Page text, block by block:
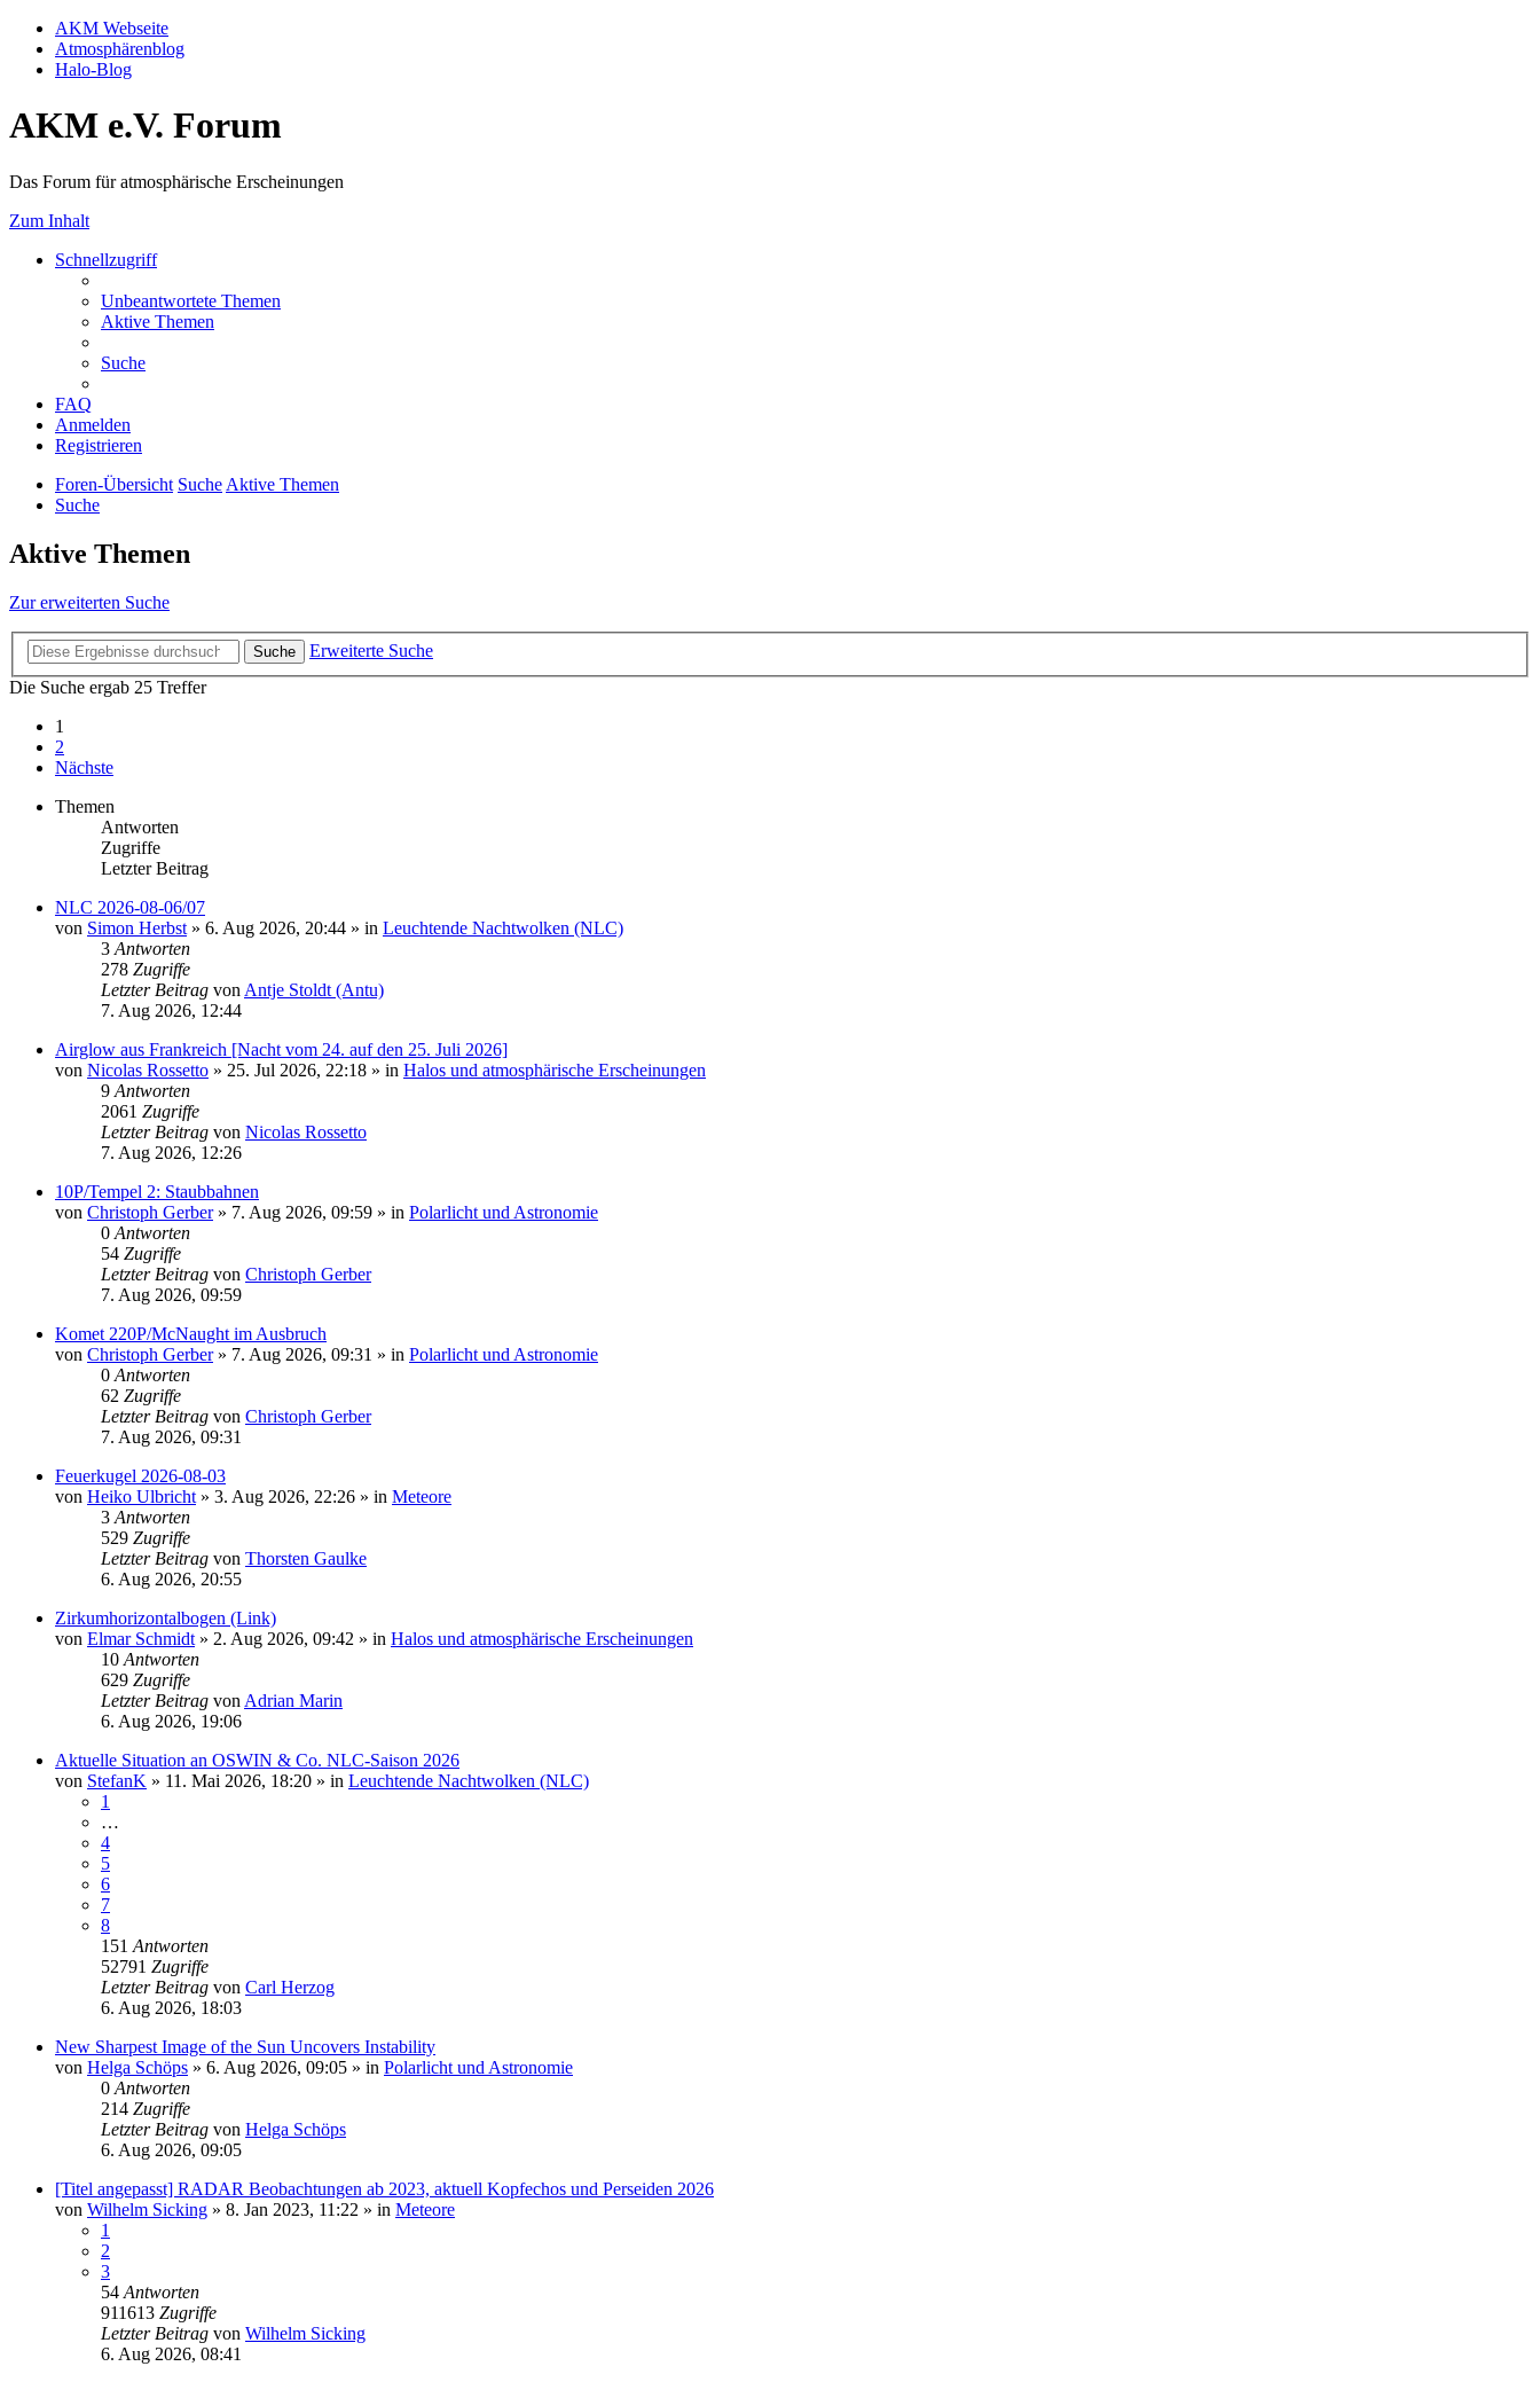
AKM Webseite
Atmosphärenblog
Halo-Blog
AKM e.V. Forum
Das Forum für atmosphärische Erscheinungen
Zum Inhalt
Schnellzugriff
Unbeantwortete Themen
Aktive Themen
Suche
FAQ
Anmelden
Registrieren
Foren-Übersicht Suche Aktive Themen
Suche
Aktive Themen
Zur erweiterten Suche
Suche
Erweiterte Suche
Die Suche ergab 25 Treffer
1
2
Nächste
Themen
Antworten
Zugriffe
Letzter Beitrag
NLC 2026-08-06/07
von Simon Herbst » 6. Aug 2026, 20:44 » in Leuchtende Nachtwolken (NLC)
3 Antworten
278 Zugriffe
Letzter Beitrag von Antje Stoldt (Antu)
7. Aug 2026, 12:44
Airglow aus Frankreich [Nacht vom 24. auf den 25. Juli 2026]
von Nicolas Rossetto » 25. Jul 2026, 22:18 » in Halos und atmosphärische Erscheinungen
9 Antworten
2061 Zugriffe
Letzter Beitrag von Nicolas Rossetto
7. Aug 2026, 12:26
10P/Tempel 2: Staubbahnen
von Christoph Gerber» 7. Aug 2026, 09:59 » in Polarlicht und Astronomie
0 Antworten
54 Zugriffe
Letzter Beitrag von Christoph Gerber
7. Aug 2026, 09:59
Komet 220P/McNaught im Ausbruch
von Christoph Gerber» 7. Aug 2026, 09:31 » in Polarlicht und Astronomie
0 Antworten
62 Zugriffe
Letzter Beitrag von Christoph Gerber
7. Aug 2026, 09:31
Feuerkugel 2026-08-03
von Heiko Ulbricht » 3. Aug 2026, 22:26 » in Meteore
3 Antworten
529 Zugriffe
Letzter Beitrag von Thorsten Gaulke
6. Aug 2026, 20:55
Zirkumhorizontalbogen (Link)
von Elmar Schmidt » 2. Aug 2026, 09:42 » in Halos und atmosphärische Erscheinungen
10 Antworten
629 Zugriffe
Letzter Beitrag von Adrian Marin
6. Aug 2026, 19:06
Aktuelle Situation an OSWIN & Co. NLC-Saison 2026
von StefanK » 11. Mai 2026, 18:20 » in Leuchtende Nachtwolken (NLC)
1
…
4
5
6
7
8
151 Antworten
52791 Zugriffe
Letzter Beitrag von Carl Herzog
6. Aug 2026, 18:03
New Sharpest Image of the Sun Uncovers Instability
von Helga Schöps » 6. Aug 2026, 09:05 » in Polarlicht und Astronomie
0 Antworten
214 Zugriffe
Letzter Beitrag von Helga Schöps
6. Aug 2026, 09:05
[Titel angepasst] RADAR Beobachtungen ab 2023, aktuell Kopfechos und Perseiden 2026
von Wilhelm Sicking » 8. Jan 2023, 11:22 » in Meteore
1
2
3
54 Antworten
911613 Zugriffe
Letzter Beitrag von Wilhelm Sicking
6. Aug 2026, 08:41